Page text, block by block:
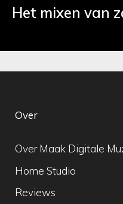
Het mixen van
Over
Over Maak Digitale
Home Studio
Reviews